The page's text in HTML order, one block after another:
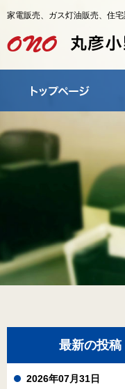
家電販売、ガス灯油販売、住
最新の投稿
2026年07月31日